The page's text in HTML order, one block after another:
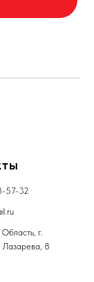
57-32
г.
Лазарева, 8